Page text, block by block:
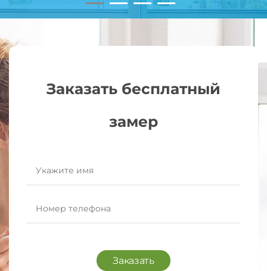
Заказать бесплатный
замер
Заказать